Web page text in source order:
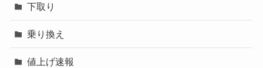
下取り
乗り換え
値上げ速報